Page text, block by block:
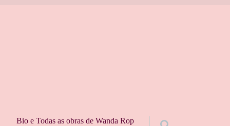
Bio e Todas as obras de Wanda Rop